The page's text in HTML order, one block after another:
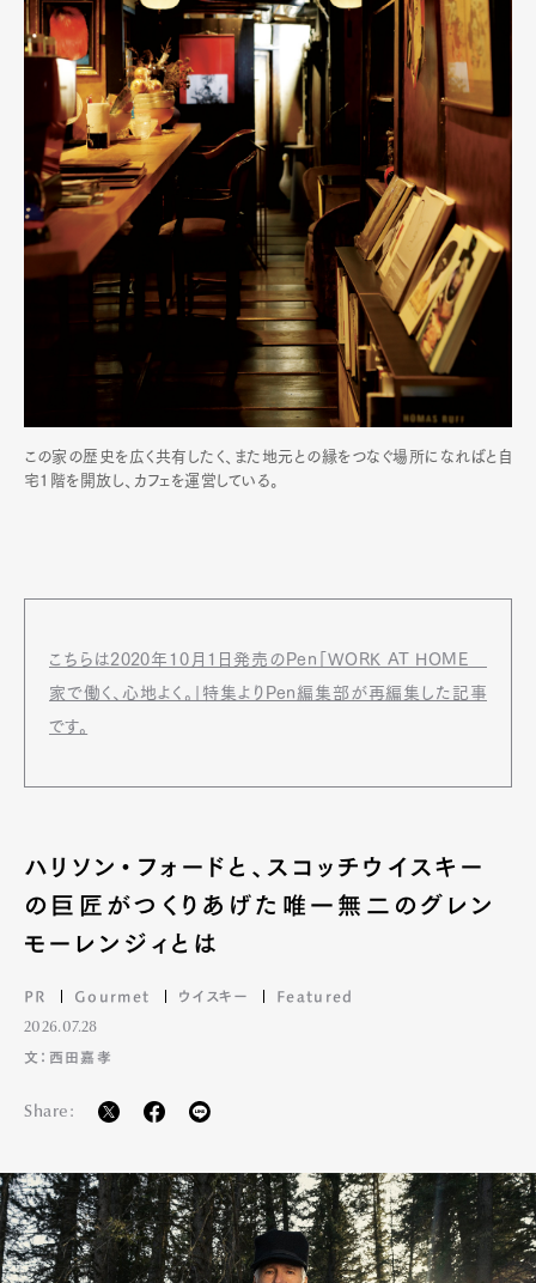
この家の歴史を広く共有したく、また地元との縁をつなぐ場所になればと自
宅1階を開放し、カフェを運営している。
こちらは2020年10月1日発売のPen「WORK AT HOME
家で働く、心地よく。」特集よりPen編集部が再編集した記事
です。
ハリソン・フォードと、スコッチウイスキー
の巨匠がつくりあげた唯一無二のグレン
モーレンジィとは
PR Gourmet ウイスキー Featured
2026.07.28
文：西田嘉孝
Share: